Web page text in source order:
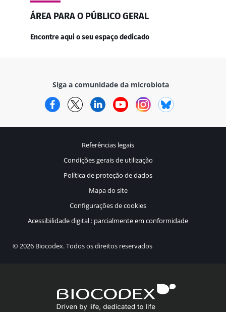
ÁREA PARA O PÚBLICO GERAL
Encontre aqui o seu espaço dedicado
Siga a comunidade da microbiota
FacebookTwitterLinkedInYouTubeInstagram
© 2026 Biocodex. Todos os direitos reservados
Referências legais
Condições gerais de utilização
Política de proteção de dados
Mapa do site
Configurações de cookies
Acessibilidade digital : parcialmente em conformidade